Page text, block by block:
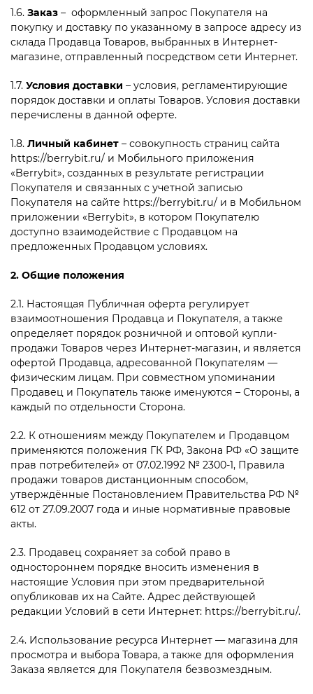
1.6. Заказ – оформленный запрос Покупателя на
покупку и доставку по указанному в запросе адресу из
склада Продавца Товаров, выбранных в Интернет-
магазине, отправленный посредством сети Интернет.
1.7. Условия доставки – условия, регламентирующие
порядок доставки и оплаты Товаров. Условия доставки
перечислены в данной оферте.
1.8. Личный кабинет – совокупность страниц сайта
https://berrybit.ru/ и Мобильного приложения
«Berrybit», созданных в результате регистрации
Покупателя и связанных с учетной записью
Покупателя на сайте https://berrybit.ru/ и в Мобильном
приложении «Berrybit», в котором Покупателю
доступно взаимодействие с Продавцом на
предложенных Продавцом условиях.
2. Общие положения
2.1. Настоящая Публичная оферта регулирует
взаимоотношения Продавца и Покупателя, а также
определяет порядок розничной и оптовой купли-
продажи Товаров через Интернет-магазин, и является
офертой Продавца, адресованной Покупателям —
физическим лицам. При совместном упоминании
Продавец и Покупатель также именуются – Стороны, а
каждый по отдельности Сторона.
2.2. К отношениям между Покупателем и Продавцом
применяются положения ГК РФ, Закона РФ «О защите
прав потребителей» от 07.02.1992 № 2300-1, Правила
продажи товаров дистанционным способом,
утверждённые Постановлением Правительства РФ №
612 от 27.09.2007 года и иные нормативные правовые
акты.
2.3. Продавец сохраняет за собой право в
одностороннем порядке вносить изменения в
настоящие Условия при этом предварительной
опубликовав их на Сайте. Адрес действующей
редакции Условий в сети Интернет: https://berrybit.ru/.
2.4. Использование ресурса Интернет — магазина для
просмотра и выбора Товара, а также для оформления
Заказа является для Покупателя безвозмездным.